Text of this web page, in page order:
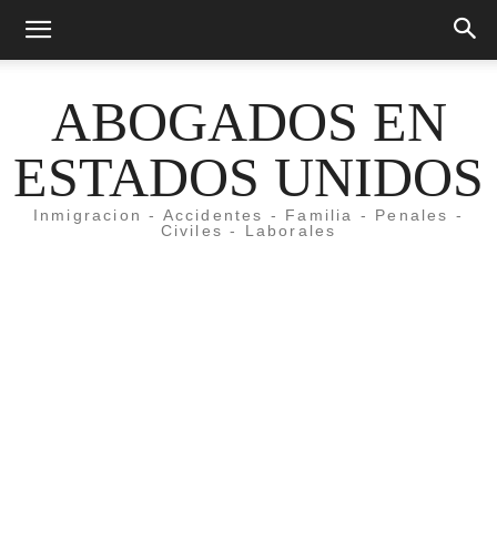
ABOGADOS EN
ESTADOS UNIDOS
Inmigracion - Accidentes - Familia - Penales -
Civiles - Laborales